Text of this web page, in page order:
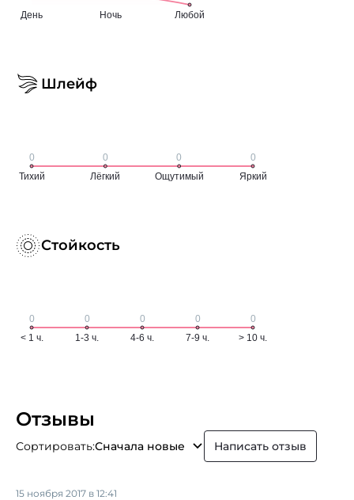
Шлейф
Стойкость
Отзывы
Сортировать:Сначала новые Написать отзыв
15 ноября 2017 в 12:41